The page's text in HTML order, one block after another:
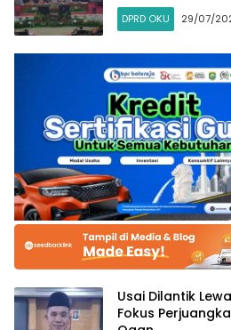
DPRD OKU 29/07/
Usai Dilantik
Fokus